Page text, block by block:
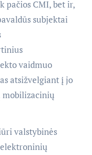
pačios CMI, bet ir,
subjektai
vaidmuo
atsižvelgiant į jo
mobilizacinių
valstybinės